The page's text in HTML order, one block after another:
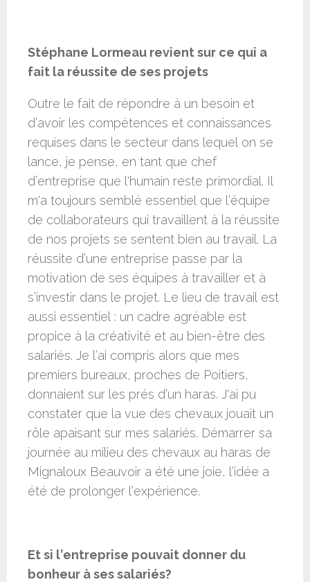
Stéphane Lormeau revient sur ce qui a
fait la réussite de ses projets
Outre le fait de répondre à un besoin et
d’avoir les compétences et connaissances
requises dans le secteur dans lequel on se
lance, je pense, en tant que chef
d’entreprise que l'humain reste primordial. Il
m'a toujours semblé essentiel que l’équipe
de collaborateurs qui travaillent à la réussite
de nos projets se sentent bien au travail. La
réussite d’une entreprise passe par la
motivation de ses équipes à travailler et à
s’investir dans le projet. Le lieu de travail est
aussi essentiel : un cadre agréable est
propice à la créativité et au bien-être des
salariés. Je l’ai compris alors que mes
premiers bureaux, proches de Poitiers,
donnaient sur les prés d’un haras. J'ai pu
constater que la vue des chevaux jouait un
rôle apaisant sur mes salariés. Démarrer sa
journée au milieu des chevaux au haras de
Mignaloux Beauvoir a été une joie, l’idée a
été de prolonger l’expérience.
Et si l’entreprise pouvait donner du
bonheur à ses salariés?